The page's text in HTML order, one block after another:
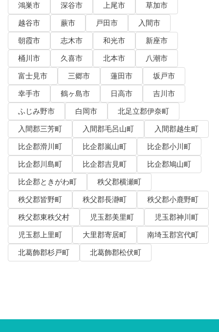
鴻巣市
深谷市 上尾市
草加市
越谷市
蕨市 戸田市
入間市
朝霞市
志木市 和光市
新座市
桶川市
久喜市 北本市
八潮市
富士見市
三郷市 蓮田市
坂戸市
幸手市
鶴ヶ島市 日高市
吉川市
ふじみ野市
白岡市
北足立郡伊奈町
入間郡三芳町
入間郡毛呂山町
入間郡越生町
比企郡滑川町
比企郡嵐山町
比企郡小川町
比企郡川島町
比企郡吉見町
比企郡鳩山町
比企郡ときがわ町
秩父郡横瀬町
秩父郡皆野町
秩父郡長瀞町
秩父郡小鹿野町
秩父郡東秩父村
児玉郡美里町
児玉郡神川町
児玉郡上里町
大里郡寄居町
南埼玉郡宮代町
北葛飾郡杉戸町
北葛飾郡松伏町